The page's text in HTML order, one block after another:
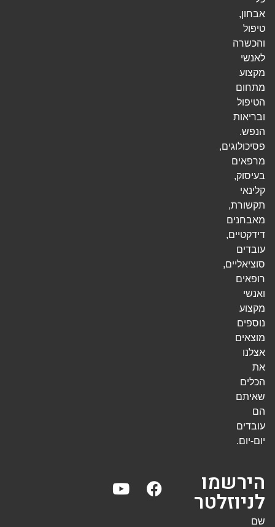
אבחון,
טיפול
והכשרה
לאנשי
מקצוע
מתחום
הטיפול
ובריאות
הנפש.
פסיכולוגים,
מרפאים
בעיסוק,
קלינאי
תקשורת,
מאבחנים
דידקטיים,
עובדים
סוציאליים,
רופאים
ואנשי
מקצוע
נוספים
מוצאים
אצלנו
את
הכלים
שאיתם
הם
עובדים
יום-יום.
הירשמו
לניוזלטר
שם